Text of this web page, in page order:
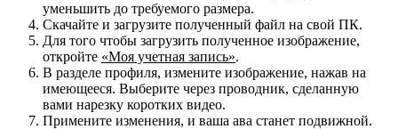
уменьшить до требуемого размера.
Скачайте и загрузите полученный файл на свой ПК.
Для того чтобы загрузить полученное изображение,
откройте «Моя учетная запись».
В разделе профиля, измените изображение, нажав на
имеющееся. Выберите через проводник, сделанную
вами нарезку коротких видео.
Примените изменения, и ваша ава станет подвижной.